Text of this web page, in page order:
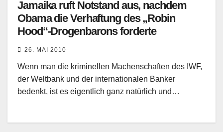
Jamaika ruft Notstand aus, nachdem
Obama die Verhaftung des „Robin
Hood“-Drogenbarons forderte
26. MAI 2010
Wenn man die kriminellen Machenschaften des IWF,
der Weltbank und der internationalen Banker
bedenkt, ist es eigentlich ganz natürlich und…